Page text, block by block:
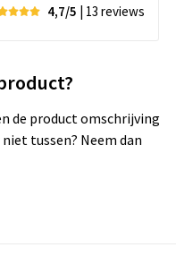
4,7/5 | 13 reviews
de product omschrijving
tussen? Neem dan